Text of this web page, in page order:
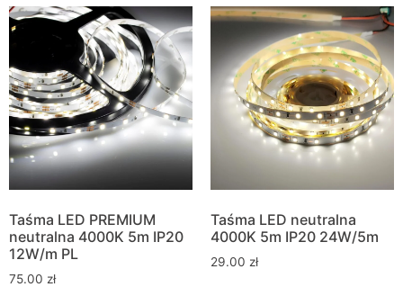
Taśma LED PREMIUM
neutralna 4000K 5m IP20
12W/m PL
75.00 zł
Taśma LED neutralna
4000K 5m IP20 24W/5m
29.00 zł